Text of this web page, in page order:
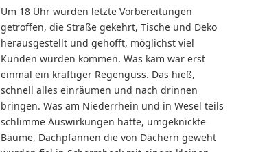
Um 18 Uhr wurden letzte Vorbereitungen
getroffen, die Straße gekehrt, Tische und Deko
herausgestellt und gehofft, möglichst viel
Kunden würden kommen. Was kam war erst
einmal ein kräftiger Regenguss. Das hieß,
schnell alles einräumen und nach drinnen
bringen. Was am Niederrhein und in Wesel teils
schlimme Auswirkungen hatte, umgeknickte
Bäume, Dachpfannen die von Dächern geweht